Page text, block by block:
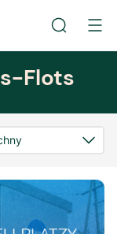
Flots